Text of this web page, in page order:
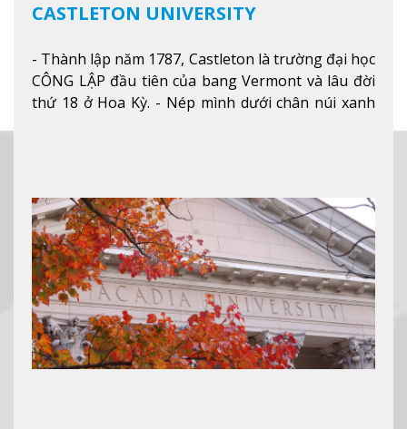
CASTLETON UNIVERSITY
- Thành lập năm 1787, Castleton là trường đại học
CÔNG LẬP đầu tiên của bang Vermont và lâu đời
thứ 18 ở Hoa Kỳ. - Nép mình dưới chân núi xanh
tuyết của trường, sinh viên có thể thưởng thức vẻ
đẹp tự nhiên của Vermont từ mọi góc trong
khuôn viên trường.Xem thêm